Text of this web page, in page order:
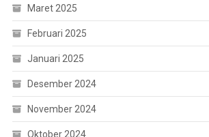
Maret 2025
Februari 2025
Januari 2025
Desember 2024
November 2024
Oktober 2024